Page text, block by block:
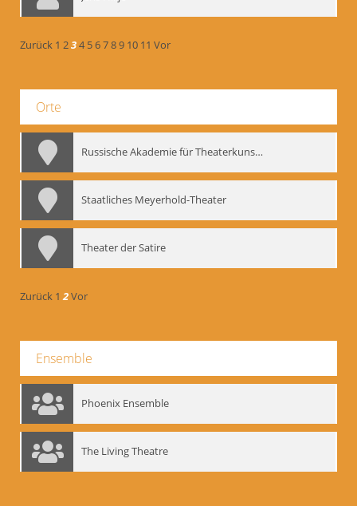
Zurück 1 234 56789 10 11 Vor
Orte
Russische Akademie für Theaterkunst – GITIS
Staatliches Meyerhold-Theater
Theater der Satire
Zurück 1 2Vor
Ensemble
Phoenix Ensemble
The Living Theatre